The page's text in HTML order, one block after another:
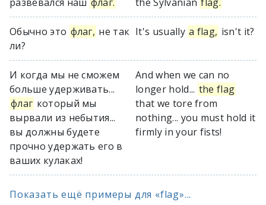
Обычно это флаг, не так
ли?
It's usually a flag, isn't it?
И когда мы не сможем
больше удерживать...
флаг который мы
вырвали из небытия...
вы должны будете
прочно удержать его в
ваших кулаках!
And when we can no
longer hold... the flag
that we tore from
nothing... you must hold it
firmly in your fists!
Показать ещё примеры для «flag»...